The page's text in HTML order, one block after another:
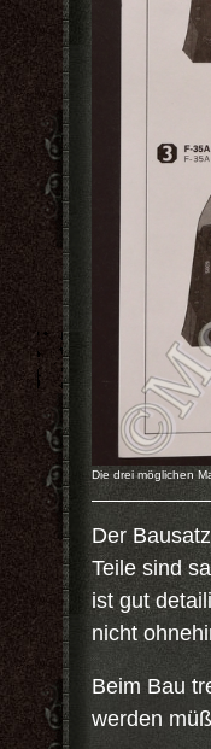
Die drei möglichen
Der
Teile sind
ist gut
nicht
Beim Bau
werden